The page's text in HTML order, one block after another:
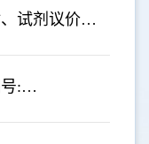
试剂议价结
14）
: